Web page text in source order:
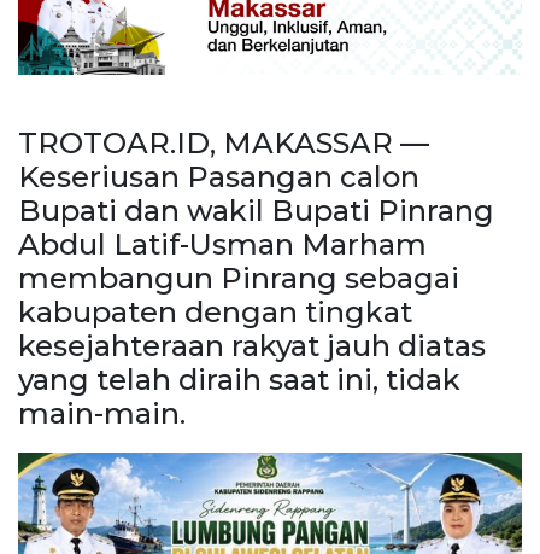
TROTOAR.ID, MAKASSAR —
Keseriusan Pasangan calon
Bupati dan wakil Bupati Pinrang
Abdul Latif-Usman Marham
membangun Pinrang sebagai
kabupaten dengan tingkat
kesejahteraan rakyat jauh diatas
yang telah diraih saat ini, tidak
main-main.